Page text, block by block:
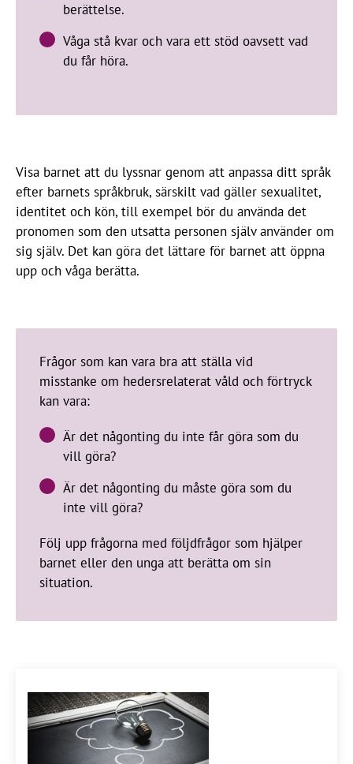
berättelse.
Våga stå kvar och vara ett stöd oavsett vad
du får höra.
Visa barnet att du lyssnar genom att anpassa ditt språk
efter barnets språkbruk, särskilt vad gäller sexualitet,
identitet och kön, till exempel bör du använda det
pronomen som den utsatta personen själv använder om
sig själv. Det kan göra det lättare för barnet att öppna
upp och våga berätta.
Frågor som kan vara bra att ställa vid
misstanke om hedersrelaterat våld och förtryck
kan vara:
Är det någonting du inte får göra som du
vill göra?
Är det någonting du måste göra som du
inte vill göra?
Följ upp frågorna med följdfrågor som hjälper
barnet eller den unga att berätta om sin
situation.